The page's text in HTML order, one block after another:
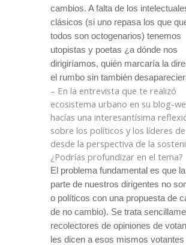
cambios. A falta de los
clásicos (si uno repasa los que
todos son octogenarios) tenemos
utopistas y poetas ¿a dónde nos
dirigiríamos, quién marcaría la
el rumbo sin también
– En la entrevista que te realizó
ecosistema urbano en su blog-
hacías una interesantísima
sobre los políticos y los líderes
desde la perspectiva de la
¿Podrías profundizar en el tema?
El problema fundamental es que
parte de nuestros dirigentes no
o políticos con una propuesta de
de no cambio). Se trata
recolectores de opiniones de
les dicen a esos mismos votantes